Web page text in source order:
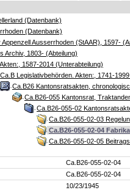
(Datenbank)
(Datenbank)
Ausserrhoden (StAAR), 1597-
Archiv, 1803- (Abteilung)
1587-2014 (Unterabteilung)
Ca.B Legislativbehörden. Akten:, 1741-
Ca.B26 Kantonsratsakten,
Ca.B26-055 Kantonsrat,
Ca.B26-055-02
Ca.B26-055-02-03
Ca.B26-055-02-04
Ca.B26-055-02-05
Ca.B26-055-02-04
Ca.B26-055-02-04
10/23/1945